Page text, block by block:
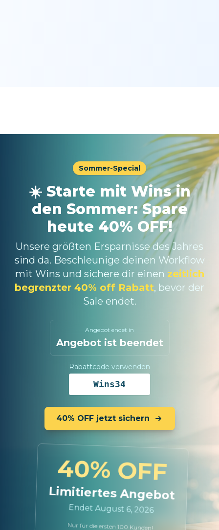
Sommer-Special
☀️ Starte mit Wins in
den Sommer: Spare
heute 40% OFF!
Unsere größten Ersparnisse des Jahres
sind da. Beschleunige deinen Workflow
mit Wins und sichere dir einen zeitlich
begrenzter 40% off Rabatt, bevor der
Sale endet.
Angebot endet in
Angebot ist beendet
Rabattcode verwenden
Wins34
40% OFF jetzt sichern
40% OFF
Limitiertes Angebot
Endet August 6, 2026
Nur für die ersten 100 Kunden!